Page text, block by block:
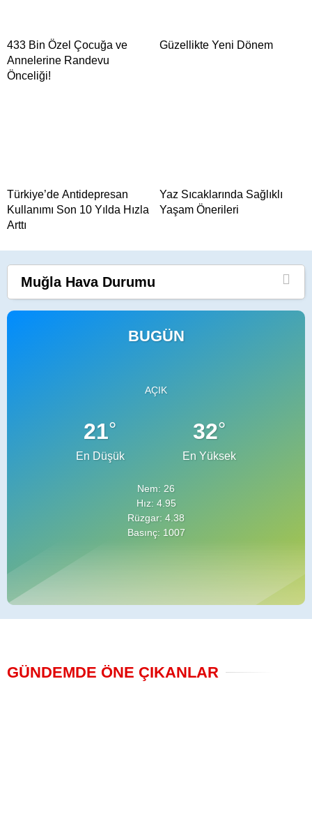
433 Bin Özel Çocuğa ve
Annelerine Randevu
Önceliği!
Güzellikte Yeni Dönem
Türkiye’de Antidepresan
Kullanımı Son 10 Yılda Hızla
Arttı
Yaz Sıcaklarında Sağlıklı
Yaşam Önerileri
MuğlaHava Durumu
BUGÜN
AÇIK
21°
En Düşük
32°
En Yüksek
Nem: 26
Hız: 4.95
Rüzgar: 4.38
Basınç: 1007
GÜNDEMDE ÖNE ÇIKANLAR